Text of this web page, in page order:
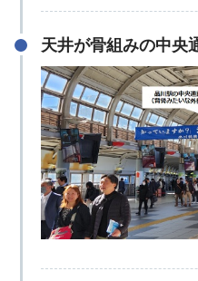
天井が骨組みの中央